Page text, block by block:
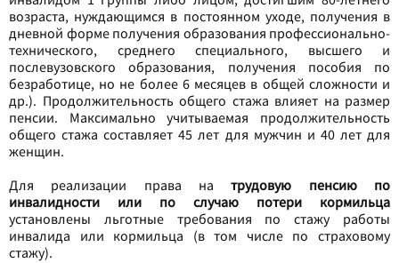
возраста, нуждающимся в постоянном уходе, получения в
дневной форме получения образования профессионально-
технического, среднего специального, высшего и
послевузовского образования, получения пособия по
безработице, но не более 6 месяцев в общей сложности и
др.). Продолжительность общего стажа влияет на размер
пенсии. Максимально учитываемая продолжительность
общего стажа составляет 45 лет для мужчин и 40 лет для
женщин.
Для реализации права натрудовую пенсию по
инвалидности или по случаю потери кормильца
установлены льготные требования по стажу работы
инвалида или кормильца (в том числе по страховому
стажу).